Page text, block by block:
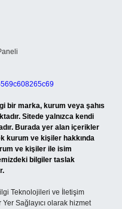
bir marka, kurum veya şahıs
Sitede yalnızca kendi
Burada yer alan içerikler
kurum ve kişiler hakkında
ve kişiler ile isim
bilgiler taslak
Teknolojileri ve İletişim
Sağlayıcı olarak hizmet